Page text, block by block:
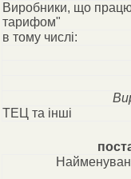
Виробники, що
тарифом"
в тому числі:
ТЕЦ та інші